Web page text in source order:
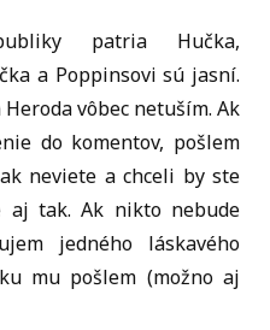
patria Hučka,
a Poppinsovi sú jasní.
vôbec netuším. Ak
do komentov, pošlem
neviete a chceli by ste
aj tak. Ak nikto nebude
jedného láskavého
mu pošlem (možno aj